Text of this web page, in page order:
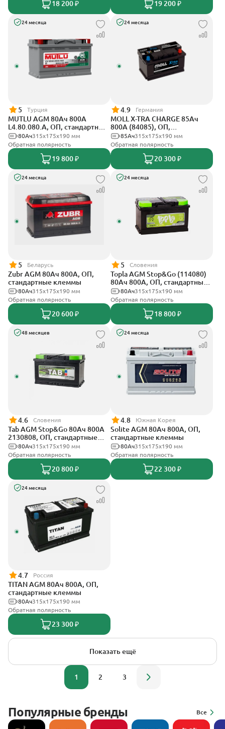
18 200 ₽ 19 200 ₽
24 месяца
5 Турция
MUTLU AGM 80Ач 800A
L4.80.080.A, ОП, стандартные
клеммы315x175x190 мм
80Ач
Обратная полярность
19 800 ₽
24 месяца
4.9 Германия
MOLL X-TRA CHARGE 85Ач
800А (84085), ОП,
стандартные клеммы
315x175x190 мм
85Ач
Обратная полярность
20 300 ₽
24 месяца
5 Беларусь
Zubr AGM 80Ач 800А, ОП,
стандартные клеммы
315x175x190 мм
80Ач
Обратная полярность
20 600 ₽
24 месяца
5 Словения
Topla AGM Stop&Go (114080)
80Ач 800А, ОП, стандартные
клеммы315x175x190 мм
80Ач
Обратная полярность
18 800 ₽
48 месяцев
4.6 Словения
Tab AGM Stop&Go 80Ач 800А
2130808, ОП, стандартные
клеммы315x175x190 мм
80Ач
Обратная полярность
20 800 ₽
24 месяца
4.8 Южная Корея
Solite AGM 80Ач 800А, ОП,
стандартные клеммы
315x175x190 мм
80Ач
Обратная полярность
22 300 ₽
24 месяца
4.7 Россия
TITAN AGM 80Ач 800А, ОП,
стандартные клеммы
315x175x190 мм
80Ач
Обратная полярность
23 300 ₽
Показать ещё
1 2 3
Популярные бренды Все